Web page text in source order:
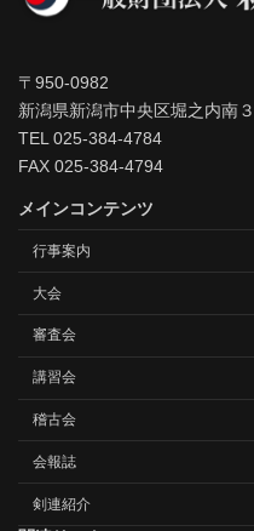
〒950-0982
新潟県新潟市中央区堀之内南
TEL 025-384-4784
FAX 025-384-4794
メインコンテンツ
行事案内
大会
審査会
講習会
稽古会
会報誌
剣連紹介